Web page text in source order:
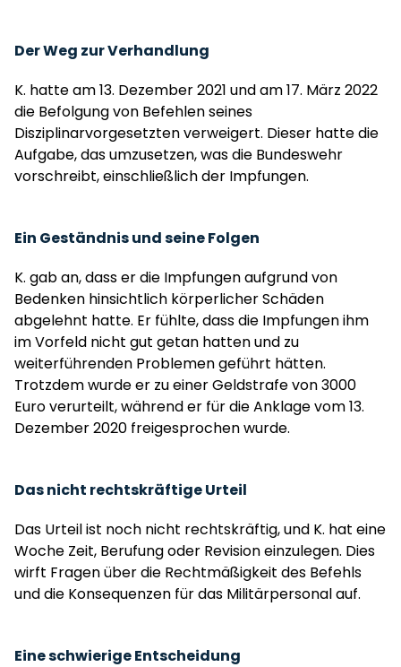
Der Weg zur Verhandlung
K. hatte am 13. Dezember 2021 und am 17. März 2022
die Befolgung von Befehlen seines
Disziplinarvorgesetzten verweigert. Dieser hatte die
Aufgabe, das umzusetzen, was die Bundeswehr
vorschreibt, einschließlich der Impfungen.
Ein Geständnis und seine Folgen
K. gab an, dass er die Impfungen aufgrund von
Bedenken hinsichtlich körperlicher Schäden
abgelehnt hatte. Er fühlte, dass die Impfungen ihm
im Vorfeld nicht gut getan hatten und zu
weiterführenden Problemen geführt hätten.
Trotzdem wurde er zu einer Geldstrafe von 3000
Euro verurteilt, während er für die Anklage vom 13.
Dezember 2020 freigesprochen wurde.
Das nicht rechtskräftige Urteil
Das Urteil ist noch nicht rechtskräftig, und K. hat eine
Woche Zeit, Berufung oder Revision einzulegen. Dies
wirft Fragen über die Rechtmäßigkeit des Befehls
und die Konsequenzen für das Militärpersonal auf.
Eine schwierige Entscheidung